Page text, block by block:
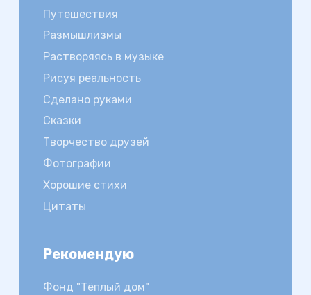
Путешествия
Размышлизмы
Растворяясь в музыке
Рисуя реальность
Сделано руками
Сказки
Творчество друзей
Фотографии
Хорошие стихи
Цитаты
Рекомендую
Фонд "Тёплый дом"